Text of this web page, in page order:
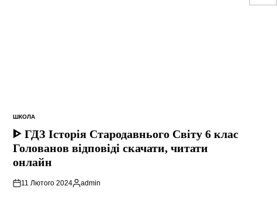
ОПУБЛІКУВАТИ
У
ШКОЛА
ᐈ ГДЗ Історія Стародавнього Свiту 6 клас
Голованов відповіді скачати, читати
онлайн
11 Лютого 2024
Опубліковано
admin